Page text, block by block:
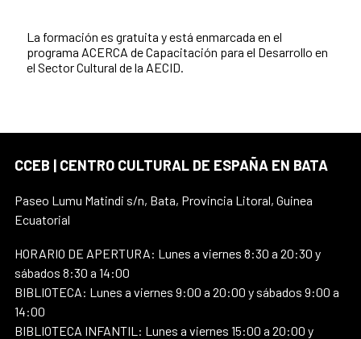
La formación es gratuita y está enmarcada en el
programa ACERCA de Capacitación para el Desarrollo en
el Sector Cultural de la AECID.
CCEB | CENTRO CULTURAL DE ESPAÑA EN BATA
Paseo Lumu Matindi s/n, Bata, Provincia Litoral, Guinea
Ecuatorial
HORARIO DE APERTURA: Lunes a viernes 8:30 a 20:30 y
sábados 8:30 a 14:00
BIBLIOTECA: Lunes a viernes 9:00 a 20:00 y sábados 9:00 a
14:00
BIBLIOTECA INFANTIL: Lunes a viernes 15:00 a 20:00 y